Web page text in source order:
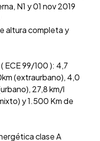
N1 y 01 nov 2019
altura completa y
ECE 99/100 ): 4,7
(extraurbano), 4,0
27,8 km/l
y 1.500 Km de
clase A